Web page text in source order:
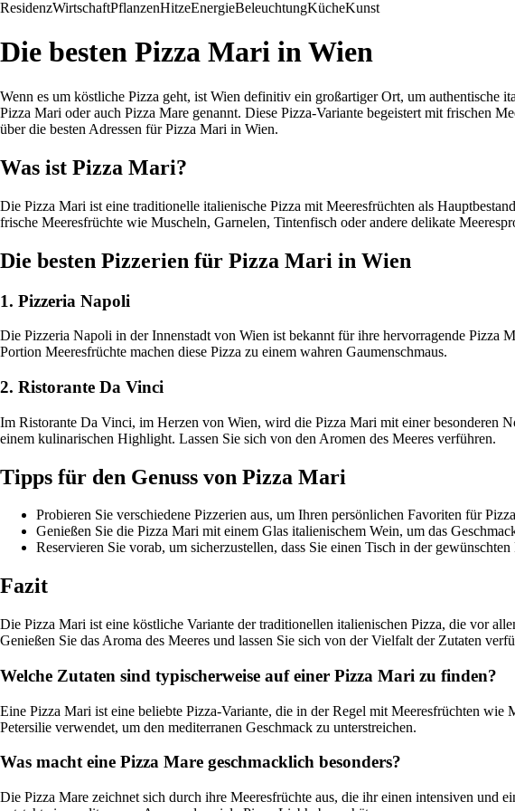
ResidenzWirtschaftPflanzenHitzeEnergieBeleuchtungKücheKunst
Die besten Pizza Mari in Wien
Wenn es um köstliche Pizza geht, ist Wien definitiv ein großartiger Ort, um authentische
Pizza Mari oder auch Pizza Mare genannt. Diese Pizza-Variante begeistert mit frischen
über die besten Adressen für Pizza Mari in Wien.
Was ist Pizza Mari?
Die Pizza Mari ist eine traditionelle italienische Pizza mit Meeresfrüchten als
frische Meeresfrüchte wie Muscheln, Garnelen, Tintenfisch oder andere delikate
Die besten Pizzerien für Pizza Mari in Wien
1. Pizzeria Napoli
Die Pizzeria Napoli in der Innenstadt von Wien ist bekannt für ihre hervorragende Pizza
Portion Meeresfrüchte machen diese Pizza zu einem wahren Gaumenschmaus.
2. Ristorante Da Vinci
Im Ristorante Da Vinci, im Herzen von Wien, wird die Pizza Mari mit einer besonderen
einem kulinarischen Highlight. Lassen Sie sich von den Aromen des Meeres verführen.
Tipps für den Genuss von Pizza Mari
Probieren Sie verschiedene Pizzerien aus, um Ihren persönlichen Favoriten für
Genießen Sie die Pizza Mari mit einem Glas italienischem Wein, um das
Reservieren Sie vorab, um sicherzustellen, dass Sie einen Tisch in der
Fazit
Die Pizza Mari ist eine köstliche Variante der traditionellen italienischen Pizza, die vor
Genießen Sie das Aroma des Meeres und lassen Sie sich von der Vielfalt der Zutaten
Welche Zutaten sind typischerweise auf einer Pizza Mari zu finden?
Eine Pizza Mari ist eine beliebte Pizza-Variante, die in der Regel mit Meeresfrüchten
Petersilie verwendet, um den mediterranen Geschmack zu unterstreichen.
Was macht eine Pizza Mare geschmacklich besonders?
Die Pizza Mare zeichnet sich durch ihre Meeresfrüchte aus, die ihr einen intensiven